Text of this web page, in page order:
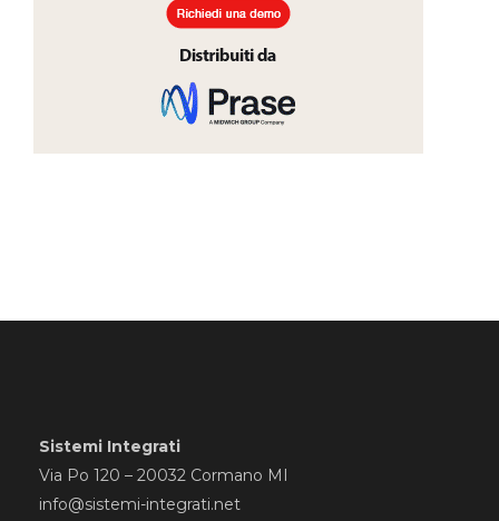
Sistemi Integrati
Via Po 120 – 20032 Cormano MI
info@sistemi-integrati.net